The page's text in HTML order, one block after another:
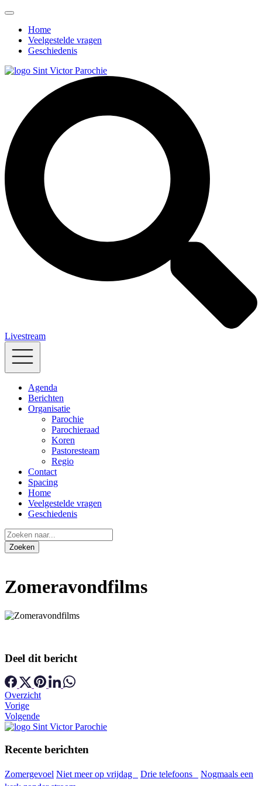
Home
Veelgestelde vragen
Geschiedenis
Livestream
Agenda
Berichten
Organisatie
Parochie
Parochieraad
Koren
Pastoresteam
Regio
Contact
Spacing
Home
Veelgestelde vragen
Geschiedenis
Zomeravondfilms
Deel dit bericht
Overzicht
Vorige
Volgende
Recente berichten
Zomergevoel Niet meer op vrijdag Drie telefoons
Nogmaals een